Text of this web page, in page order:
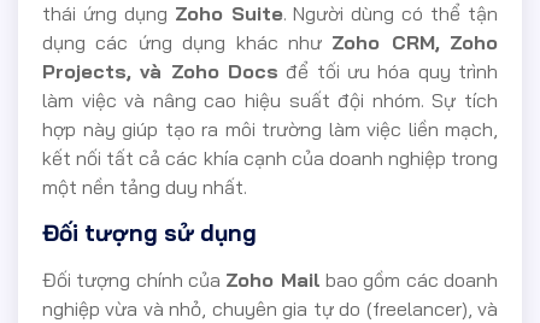
thái ứng dụng Zoho Suite. Người dùng có thể tận
dụng các ứng dụng khác như Zoho CRM, Zoho
Projects, và Zoho Docs để tối ưu hóa quy trình
làm việc và nâng cao hiệu suất đội nhóm. Sự tích
hợp này giúp tạo ra môi trường làm việc liền mạch,
kết nối tất cả các khía cạnh của doanh nghiệp trong
một nền tảng duy nhất.
Đối tượng sử dụng
Đối tượng chính của Zoho Mail bao gồm các doanh
nghiệp vừa và nhỏ, chuyên gia tự do (freelancer), và